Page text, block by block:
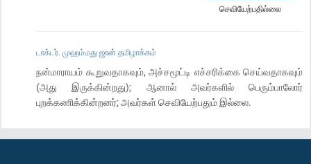
செவியேற்பதில்லை
டாக்டர். முஹம்மது ஜான் தமிழாக்கம்
நன்மாராயம் கூறுவதாகவும், அச்சமூட்டி எச்சரிக்கை செய்வதாகவும்
(அது இருக்கின்றது); ஆனால் அவர்களில் பெரும்பாலோர்
புறக்கணிக்கின்றனர்; அவர்கள் செவியேற்பதும் இல்லை.